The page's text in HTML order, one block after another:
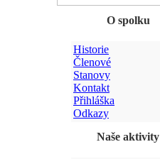
O spolku
Historie
Členové
Stanovy
Kontakt
Přihláška
Odkazy
Naše aktivity